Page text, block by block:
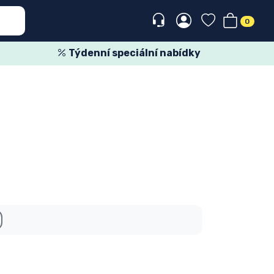
0
Týdenní speciální nabídky